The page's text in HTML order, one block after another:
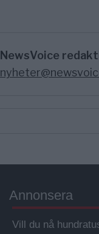
NewsVoice
Annonsera
Vill du nå